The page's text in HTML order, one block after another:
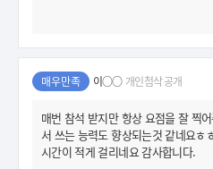
매우만족 이○○ 개인첨삭 공개
매번 참석 받지만 항상 요점을 잘 찍
서 쓰는 능력도 향상되는것 같네요ㅎ
시간이 적게 걸리네요 감사합니다.